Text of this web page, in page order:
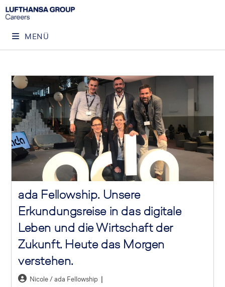
MENÜ
ada Fellowship. Unsere
Erkundungsreise in das digitale
Leben und die Wirtschaft der
Zukunft. Heute das Morgen
verstehen.
Nicole / ada Fellowship